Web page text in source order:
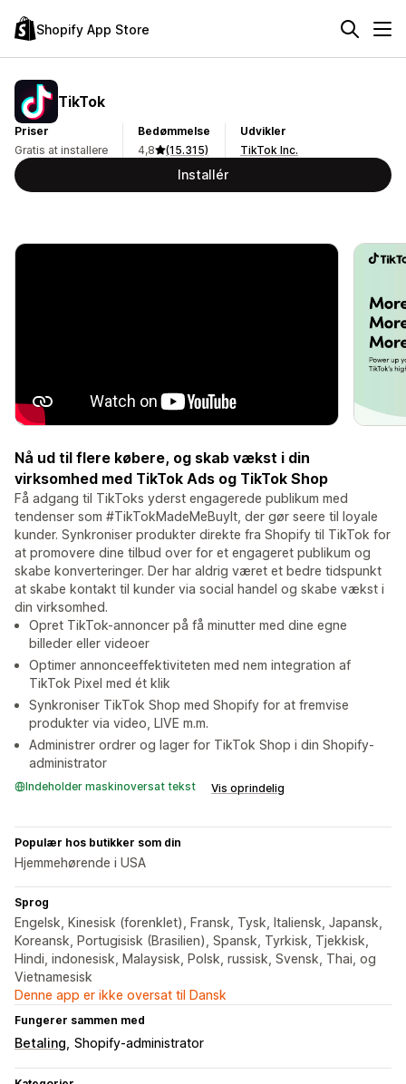
Shopify App Store
TikTok
Priser
Gratis at installere
Bedømmelse
4,8
(15.315)
Udvikler
TikTok Inc.
Installér
Nå ud til flere købere, og skab vækst i din
virksomhed med TikTok Ads og TikTok Shop
Få adgang til TikToks yderst engagerede publikum med
tendenser som #TikTokMadeMeBuyIt, der gør seere til loyale
kunder. Synkroniser produkter direkte fra Shopify til TikTok for
at promovere dine tilbud over for et engageret publikum og
skabe konverteringer. Der har aldrig været et bedre tidspunkt
at skabe kontakt til kunder via social handel og skabe vækst i
din virksomhed.
Opret TikTok-annoncer på få minutter med dine egne
billeder eller videoer
Optimer annonceeffektiviteten med nem integration af
TikTok Pixel med ét klik
Synkroniser TikTok Shop med Shopify for at fremvise
produkter via video, LIVE m.m.
Administrer ordrer og lager for TikTok Shop i din Shopify-
administrator
Indeholder maskinoversat tekst Vis oprindelig
Populær hos butikker som din
Hjemmehørende i USA
Sprog
Engelsk, Kinesisk (forenklet), Fransk, Tysk, Italiensk, Japansk,
Koreansk, Portugisisk (Brasilien), Spansk, Tyrkisk, Tjekkisk,
Hindi, indonesisk, Malaysisk, Polsk, russisk, Svensk, Thai, og
Vietnamesisk
Denne app er ikke oversat til Dansk
Fungerer sammen med
Betaling Shopify-administrator